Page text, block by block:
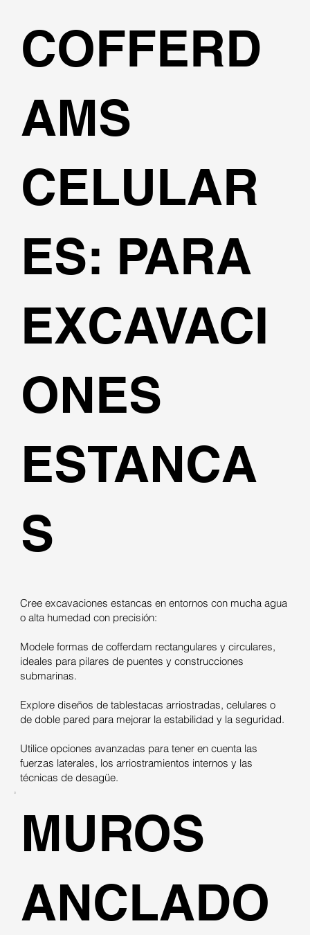
Cree excavaciones estancas en entornos con mucha agua
o alta humedad con precisión:
Modele formas de cofferdam rectangulares y circulares,
ideales para pilares de puentes y construcciones
submarinas.
Explore diseños de tablestacas arriostradas, celulares o
de doble pared para mejorar la estabilidad y la seguridad.
Utilice opciones avanzadas para tener en cuenta las
fuerzas laterales, los arriostramientos internos y las
técnicas de desagüe.
COFFERD
AMS
CELULAR
ES: PARA
EXCAVACI
ONES
ESTANCA
S
MUROS
ANCLADO